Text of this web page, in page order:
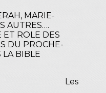
MARIE-
AUTRES….
ET ROLE DES
DU PROCHE-
BIBLE
Les